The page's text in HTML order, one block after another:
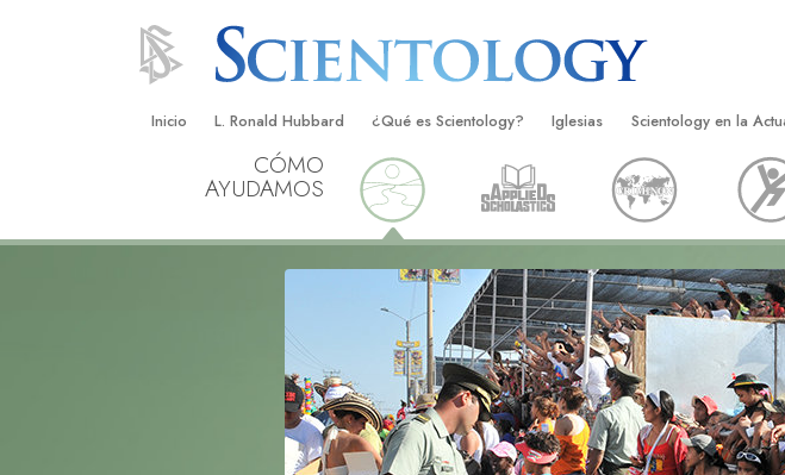
Inicio L. Ronald Hubbard ¿Qué es Scientology?
Creencias y Prácticas
Credos y Códigos de Scientology
Qué dicen los Scientologists acerca de
Scientology
Conoce a un Scientologist
Dentro de una Iglesia
Los Principios Básicos de Scientology
Iglesias
Encontrar una Iglesia
Iglesias Ideales de Scientology
Organizaciones Avanzadas
Base en Tierra de Flag
Freewinds
Llevando Scientology al Mundo
Scientology en la
Gran Inauguraciones
Eventos de Scientology
David Miscavige:
Scientology
CÓMO
AYUDAMOS